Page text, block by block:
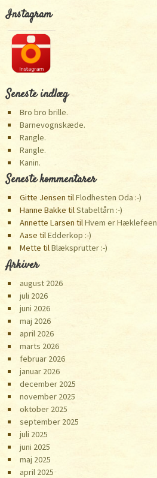
Instagram
Seneste indlæg
Bro bro brille.
Barnevognskæde.
Rangle.
Rangle.
Kanin.
Seneste kommentarer
Gitte Jensen tilFlodhesten Oda :-)
Hanne Bakke tilStabeltårn :-)
Annette Larsen tilHvem er Hæklefeen
Aase tilEdderkop :-)
Mette tilBlæksprutter :-)
Arkiver
august 2026
juli 2026
juni 2026
maj 2026
april 2026
marts 2026
februar 2026
januar 2026
december 2025
november 2025
oktober 2025
september 2025
juli 2025
juni 2025
maj 2025
april 2025